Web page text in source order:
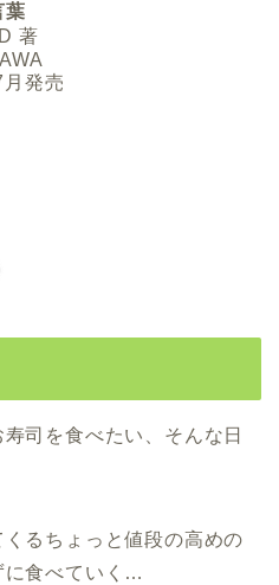
葉
著
発売
司を食べたい、そんな日
るちょっと値段の高めの
に食べていく…